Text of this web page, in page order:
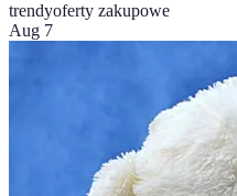
trendyoferty zakupowe
Aug 7